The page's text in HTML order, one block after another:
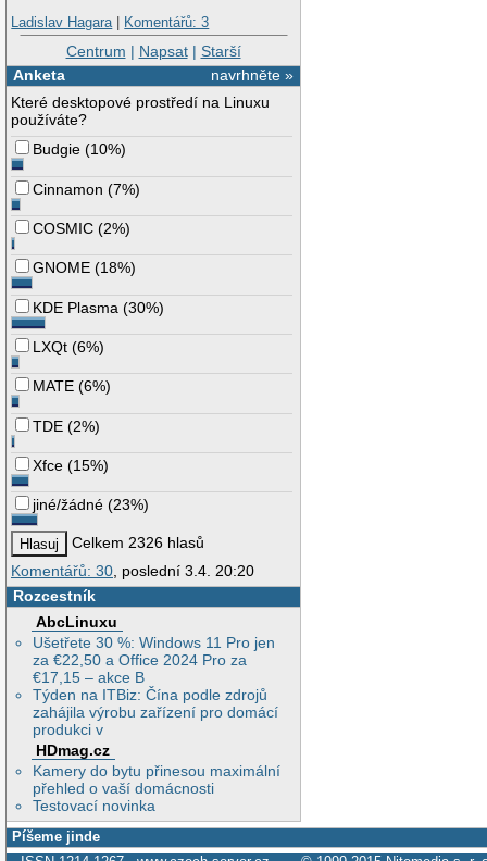
Ladislav Hagara| Komentářů: 3
Centrum | Napsat| Starší
navrhněte »
Anketa
Které desktopové prostředí na Linuxu
používáte?
Budgie (10%)
Cinnamon (7%)
COSMIC (2%)
GNOME (18%)
KDE Plasma (30%)
LXQt (6%)
MATE (6%)
TDE (2%)
Xfce (15%)
jiné/žádné (23%)
Celkem 2326 hlasů
Komentářů: 30 , poslední 3.4. 20:20
Rozcestník
AbcLinuxu
Ušetřete 30 %: Windows 11 Pro jen
za €22,50 a Office 2024 Pro za
€17,15 – akce B
Týden na ITBiz: Čína podle zdrojů
zahájila výrobu zařízení pro domácí
produkci v
HDmag.cz
Kamery do bytu přinesou maximální
přehled o vaší domácnosti
Testovací novinka
Píšeme jinde